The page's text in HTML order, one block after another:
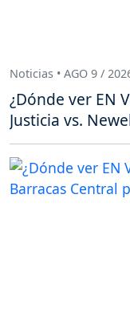
Noticias • AGO 9 /
¿Dónde ver EN
Justicia vs.